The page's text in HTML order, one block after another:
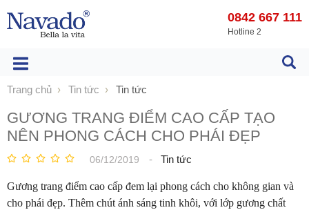
0842 667 111
Hotline 2
Trang chủ Tin tức Tin tức
GƯƠNG TRANG ĐIỂM CAO CẤP TẠO
NÊN PHONG CÁCH CHO PHÁI ĐẸP
06/12/2019 - Tin tức
Gương trang điểm cao cấp đem lại phong cách cho không gian và
cho phái đẹp. Thêm chút ánh sáng tinh khôi, với lớp gương chất